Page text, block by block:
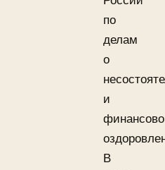
по
делам
о
и
В